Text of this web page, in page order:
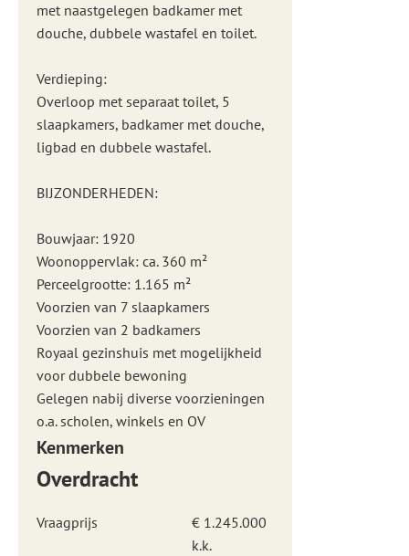
met naastgelegen badkamer met
douche, dubbele wastafel en toilet.
Verdieping:
Overloop met separaat toilet, 5
slaapkamers, badkamer met douche,
ligbad en dubbele wastafel.
BIJZONDERHEDEN:
Bouwjaar: 1920
Woonoppervlak: ca. 360 m²
Perceelgrootte: 1.165 m²
Voorzien van 7 slaapkamers
Voorzien van 2 badkamers
Royaal gezinshuis met mogelijkheid
voor dubbele bewoning
Gelegen nabij diverse voorzieningen
o.a. scholen, winkels en OV
Kenmerken
Overdracht
Vraagprijs
€ 1.245.000
k.k.